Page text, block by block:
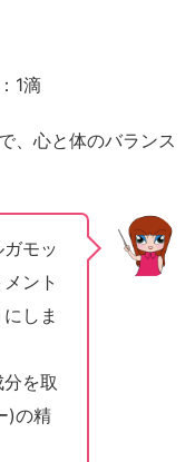
：1滴
、心と体のバランス
モッ
ント
しま
を取
)の精